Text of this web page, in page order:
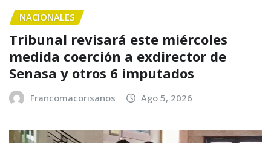
NACIONALES
Tribunal revisará este miércoles
medida coerción a exdirector de
Senasa y otros 6 imputados
Francomacorisanos Ago 5, 2026